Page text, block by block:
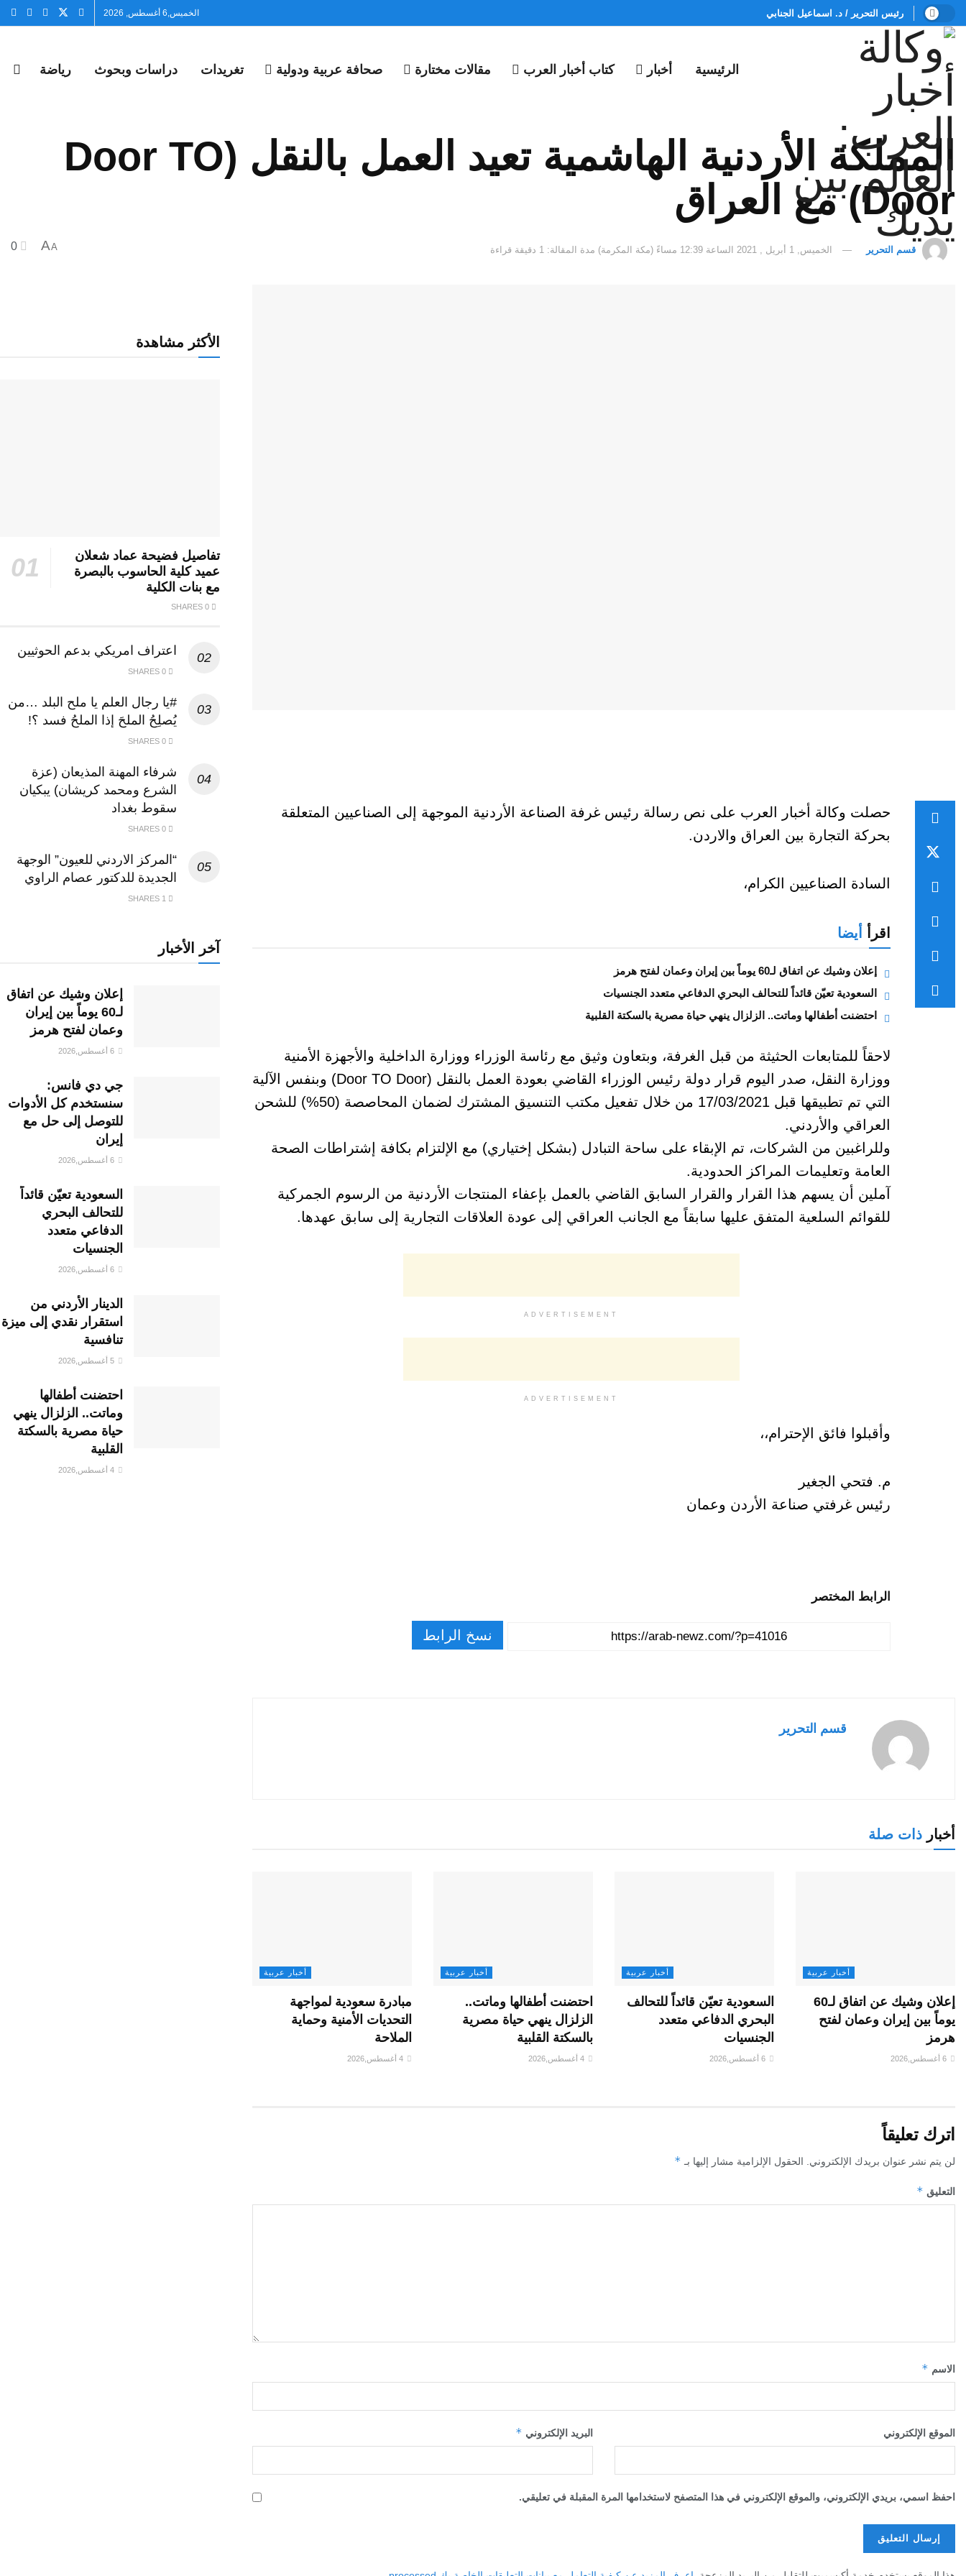
رئيس التحرير / د. اسماعيل الجنابي الخميس,6 أغسطس, 2026
الرئيسية أخبار كتاب أخبار العرب مقالات مختارة صحافة عربية ودولية تغريدات دراسات وبحوث رياضة
المملكة الأردنية الهاشمية تعيد العمل بالنقل (Door TO
Door) مع العراق
قسم التحرير الخميس, 1 أبريل , 2021 الساعة 12:39 مساءً (مكة المكرمة) مدة المقالة: 1 دقيقة قراءة A
A
حصلت وكالة أخبار العرب على نص رسالة رئيس غرفة الصناعة الأردنية الموجهة إلى الصناعيين المتعلقة
بحركة التجارة بين العراق والاردن.
السادة الصناعيين الكرام،
اقرأ أيضا
إعلان وشيك عن اتفاق لـ60 يوماً بين إيران وعمان لفتح هرمز
السعودية تعيّن قائداً للتحالف البحري الدفاعي متعدد الجنسيات
احتضنت أطفالها وماتت.. الزلزال ينهي حياة مصرية بالسكتة القلبية
لاحقاً للمتابعات الحثيثة من قبل الغرفة، وبتعاون وثيق مع رئاسة الوزراء ووزارة الداخلية والأجهزة الأمنية
ووزارة النقل، صدر اليوم قرار دولة رئيس الوزراء القاضي بعودة العمل بالنقل (Door TO Door) وبنفس الآلية
التي تم تطبيقها قبل 17/03/2021 من خلال تفعيل مكتب التنسيق المشترك لضمان المحاصصة (50%) للشحن
العراقي والأردني.
وللراغبين من الشركات، تم الإبقاء على ساحة التبادل (بشكل إختياري) مع الإلتزام بكافة إشتراطات الصحة
العامة وتعليمات المراكز الحدودية.
آملين أن يسهم هذا القرار والقرار السابق القاضي بالعمل بإعفاء المنتجات الأردنية من الرسوم الجمركية
للقوائم السلعية المتفق عليها سابقاً مع الجانب العراقي إلى عودة العلاقات التجارية إلى سابق عهدها.
ADVERTISEMENT
ADVERTISEMENT
وأقبلوا فائق الإحترام،،
م. فتحي الجغير
رئيس غرفتي صناعة الأردن وعمان
الرابط المختصر
نسخ الرابط
قسم التحرير
أخبار ذات صلة
أخبار عربية
إعلان وشيك عن اتفاق لـ60
يوماً بين إيران وعمان لفتح
هرمز
أخبار عربية
السعودية تعيّن قائداً للتحالف
البحري الدفاعي متعدد
الجنسيات
أخبار عربية
احتضنت أطفالها وماتت..
الزلزال ينهي حياة مصرية
بالسكتة القلبية
أخبار عربية
مبادرة سعودية لمواجهة
التحديات الأمنية وحماية
الملاحة
اترك تعليقاً
لن يتم نشر عنوان بريدك الإلكتروني. الحقول الإلزامية مشار إليها بـ *
التعليق *
الاسم *
البريد الإلكتروني * الموقع الإلكتروني
احفظ اسمي، بريدي الإلكتروني، والموقع الإلكتروني في هذا المتصفح لاستخدامها المرة المقبلة في تعليقي.
الأكثر مشاهدة
تفاصيل فضيحة عماد شعلان
عميد كلية الحاسوب بالبصرة
مع بنات الكلية
اعتراف امريكي بدعم الحوثيين
#يا رجال العلم يا ملح البلد …من
يُصلِحُ الملحَ إذا الملحُ فسد ؟!
شرفاء المهنة المذيعان (عزة
الشرع ومحمد كريشان) يبكيان
سقوط بغداد
“المركز الاردني للعيون” الوجهة
الجديدة للدكتور عصام الراوي
آخر الأخبار
إعلان وشيك عن اتفاق
لـ60 يوماً بين إيران
وعمان لفتح هرمز
جي دي فانس:
سنستخدم كل الأدوات
للتوصل إلى حل مع
إيران
السعودية تعيّن قائداً
للتحالف البحري
الدفاعي متعدد
الجنسيات
الدينار الأردني من
استقرار نقدي إلى ميزة
تنافسية
احتضنت أطفالها
وماتت.. الزلزال ينهي
حياة مصرية بالسكتة
القلبية